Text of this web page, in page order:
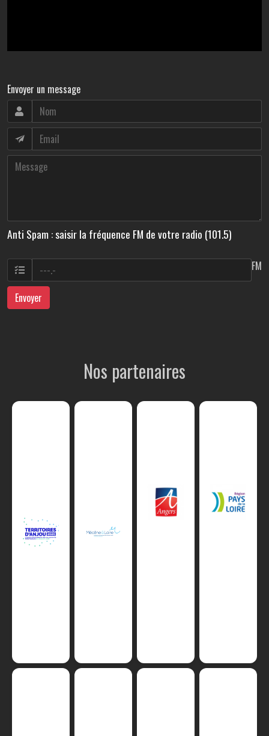
Envoyer un message
Anti Spam : saisir la fréquence FM de votre radio (101.5)
FM
Envoyer
Nos partenaires